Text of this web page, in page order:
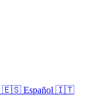
🇪🇸 Español 🇮🇹